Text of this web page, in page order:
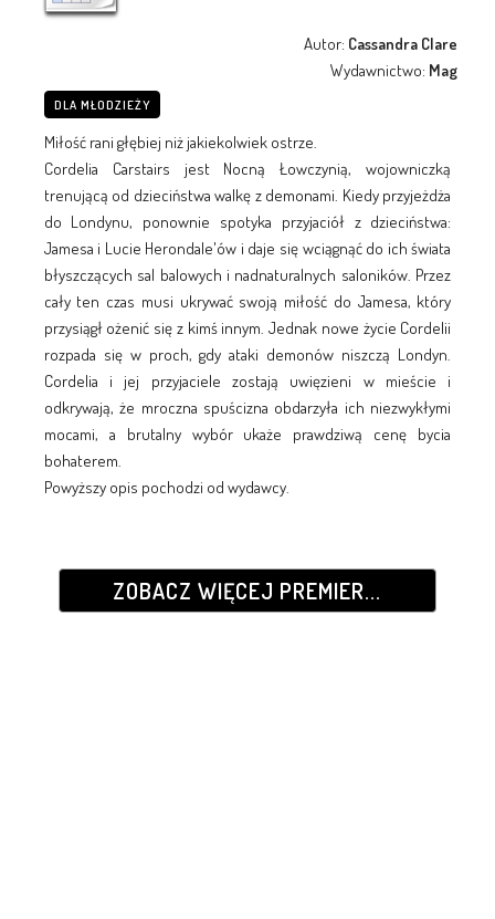
Autor: Cassandra Clare
Wydawnictwo: Mag
DLA MŁODZIEŻY
Miłość rani głębiej niż jakiekolwiek ostrze.
Cordelia Carstairs jest Nocną Łowczynią, wojowniczką
trenującą od dzieciństwa walkę z demonami. Kiedy przyjeżdża
do Londynu, ponownie spotyka przyjaciół z dzieciństwa:
Jamesa i Lucie Herondale'ów i daje się wciągnąć do ich świata
błyszczących sal balowych i nadnaturalnych saloników. Przez
cały ten czas musi ukrywać swoją miłość do Jamesa, który
przysiągł ożenić się z kimś innym. Jednak nowe życie Cordelii
rozpada się w proch, gdy ataki demonów niszczą Londyn.
Cordelia i jej przyjaciele zostają uwięzieni w mieście i
odkrywają, że mroczna spuścizna obdarzyła ich niezwykłymi
mocami, a brutalny wybór ukaże prawdziwą cenę bycia
bohaterem.
Powyższy opis pochodzi od wydawcy.
ZOBACZ WIĘCEJ PREMIER...